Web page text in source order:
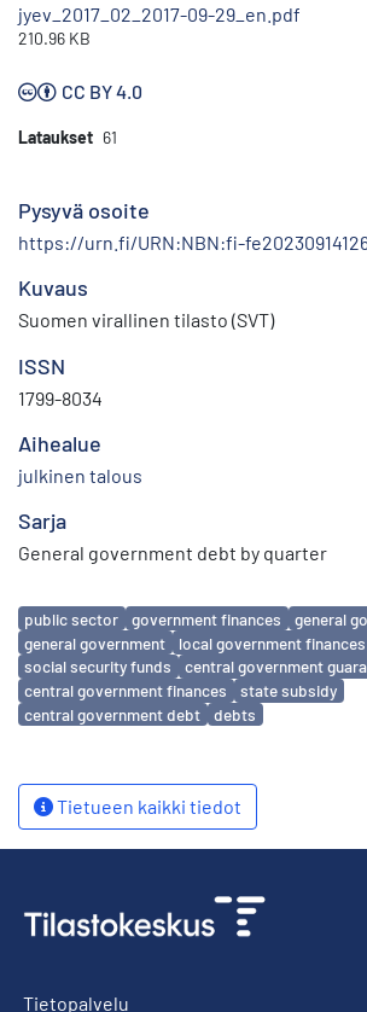
jyev_2017_02_2017-09-29_en.pdf
210.96 KB
CC BY 4.0
Lataukset 61
Pysyvä osoite
https://urn.fi/URN:NBN:fi-
Kuvaus
Suomen virallinen tilasto (SVT)
ISSN
1799-8034
Aihealue
julkinen talous
Sarja
General government debt by quarter
Avainsanat
public sector government finances
general
general government
local government finances
social security funds
central government
central government finances
state subsidy
central government debt
debts
Tietueen kaikki tiedot
Tietopalvelu